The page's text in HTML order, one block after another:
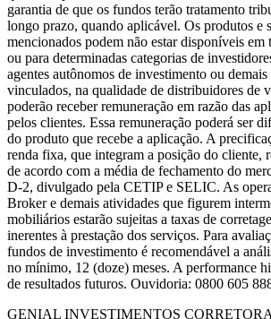
garantia de que os fundos terão tratamento
longo prazo, quando aplicável. Os produtos e
mencionados podem não estar disponíveis em
ou para determinadas categorias de
agentes autônomos de investimento ou
vinculados, na qualidade de distribuidores de
poderão receber remuneração em razão das
pelos clientes. Essa remuneração poderá ser
do produto que recebe a aplicação. A
renda fixa, que integram a posição do cliente,
de acordo com a média de fechamento do
D-2, divulgado pela CETIP e SELIC. As
Broker e demais atividades que figurem
mobiliários estarão sujeitas a taxas de
inerentes à prestação dos serviços. Para
fundos de investimento é recomendável a
no mínimo, 12 (doze) meses. A performance
de resultados futuros. Ouvidoria: 0800 605
GENIAL INVESTIMENTOS